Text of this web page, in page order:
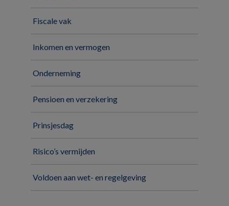
Fiscale vak
Inkomen en vermogen
Onderneming
Pensioen en verzekering
Prinsjesdag
Risico’s vermijden
Voldoen aan wet- en regelgeving